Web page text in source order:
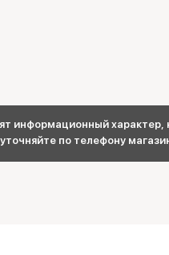
информационный характер,
по телефону